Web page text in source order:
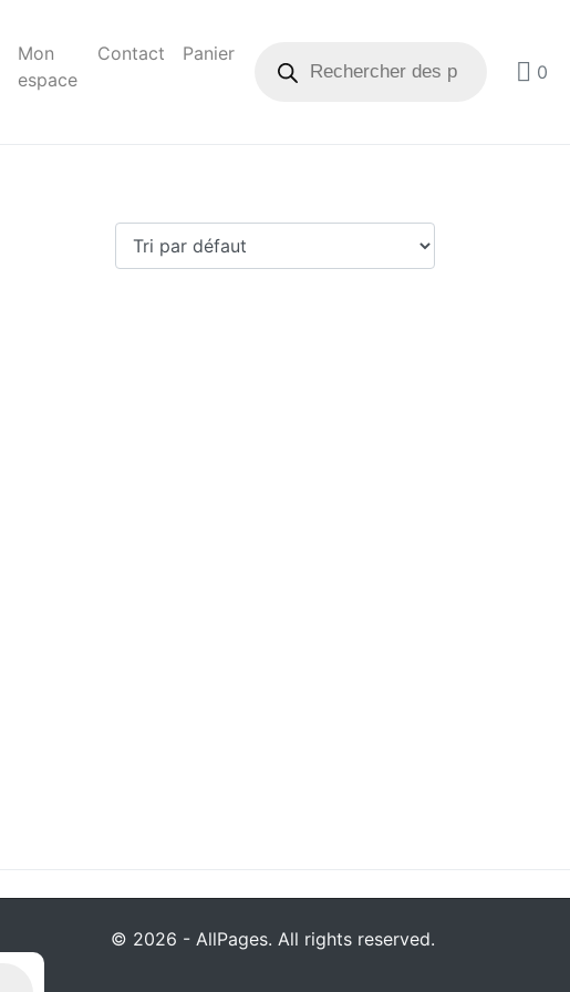
Mon
espace
Contact
Panier
0
© 2026 - AllPages. All rights reserved.